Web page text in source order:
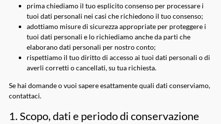
prima chiediamo il tuo esplicito consenso per processare i
tuoi dati personali nei casi che richiedono il tuo consenso;
adottiamo misure di sicurezza appropriate per proteggere i
tuoi dati personali e lo richiediamo anche da parti che
elaborano dati personali per nostro conto;
rispettiamo il tuo diritto di accesso ai tuoi dati personali o di
averli corretti o cancellati, su tua richiesta.
Se hai domande o vuoi sapere esattamente quali dati conserviamo,
contattaci.
1. Scopo, dati e periodo di conservazione